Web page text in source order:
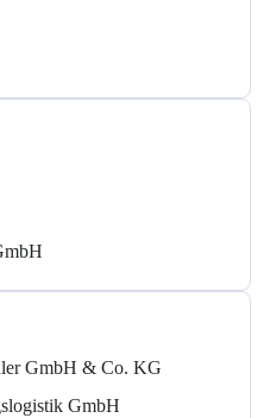
GmbH & Co. KG
GmbH